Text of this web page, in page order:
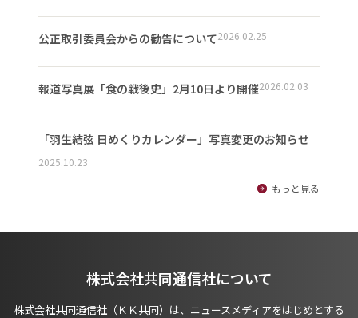
公正取引委員会からの勧告について2026.02.25
報道写真展「食の戦後史」2月10日より開催2026.02.03
「羽生結弦 日めくりカレンダー」写真変更のお知らせ
2025.10.23
もっと見る
株式会社共同通信社について
株式会社共同通信社（ＫＫ共同）は、ニュースメディアをはじめとする